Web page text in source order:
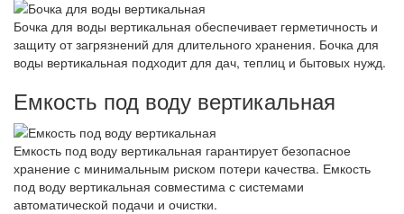
Бочка для воды вертикальная обеспечивает герметичность и
защиту от загрязнений для длительного хранения. Бочка для
воды вертикальная подходит для дач, теплиц и бытовых нужд.
Емкость под воду вертикальная
Емкость под воду вертикальная гарантирует безопасное
хранение с минимальным риском потери качества. Емкость
под воду вертикальная совместима с системами
автоматической подачи и очистки.